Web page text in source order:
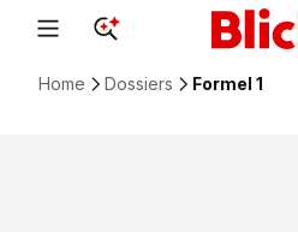
Home Dossiers Formel 1